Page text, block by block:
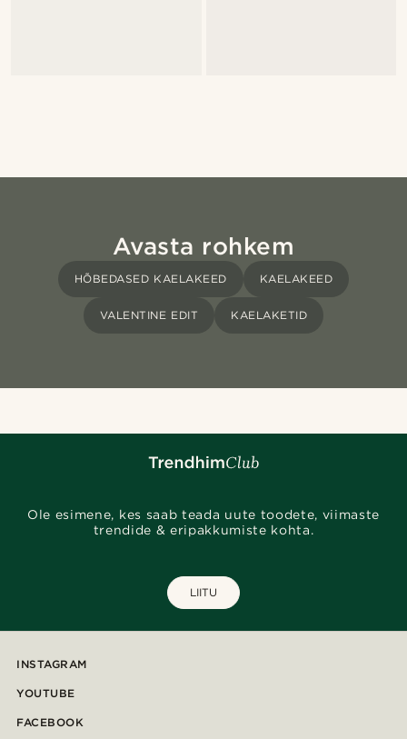
Avasta rohkem
HÕBEDASED KAELAKEED KAELAKEED
VALENTINE EDIT KAELAKETID
Ole esimene, kes saab teada uute toodete, viimaste
trendide & eripakkumiste kohta.
LIITU
INSTAGRAM
YOUTUBE
FACEBOOK